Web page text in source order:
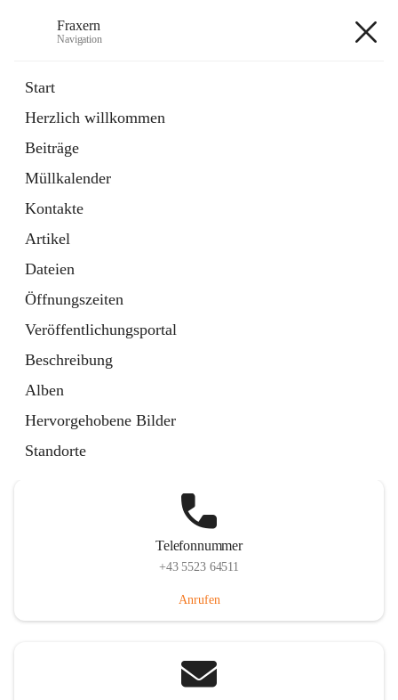
Fraxern
Navigation
Start
Herzlich willkommen
Beiträge
Müllkalender
Kontakte
Artikel
Dateien
Öffnungszeiten
Veröffentlichungsportal
Beschreibung
Alben
Hervorgehobene Bilder
Standorte
Ordner
in
Tab
Formulare
Artikel
öffnet
in
neuem
Tab
Telefonnummer
+43 5523 64511
Anrufen